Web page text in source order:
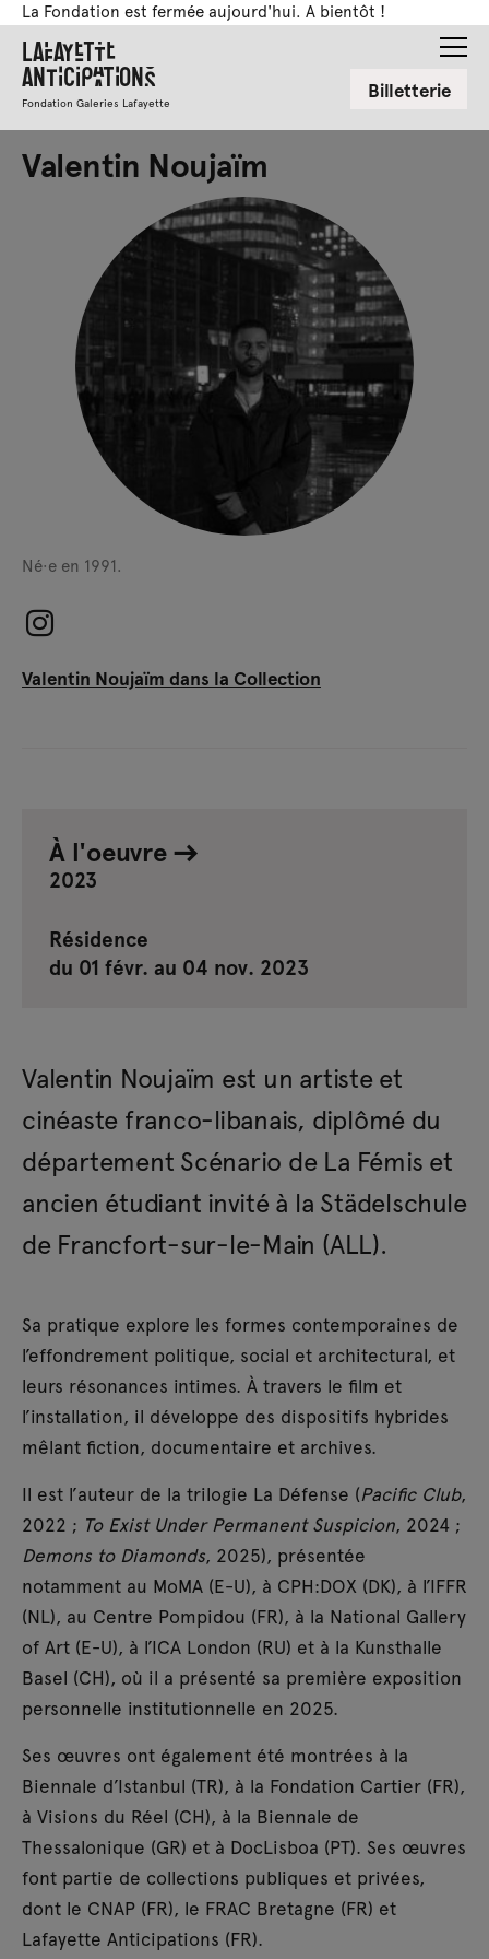
La Fondation est fermée aujourd'hui. A bientôt !
Lafayette
Anticipations
Fondation Galeries Lafayette Billetterie
Valentin Noujaïm
Né·e en 1991.
Valentin Noujaïm dans la Collection
À l'oeuvre
2023
Résidence
du 01 févr. au 04 nov. 2023
Valentin Noujaïm est un artiste et
cinéaste franco-libanais, diplômé du
département Scénario de La Fémis et
ancien étudiant invité à la Städelschule
de Francfort-sur-le-Main (ALL).
Sa pratique explore les formes contemporaines de
l’effondrement politique, social et architectural, et
leurs résonances intimes. À travers le film et
l’installation, il développe des dispositifs hybrides
mêlant fiction, documentaire et archives.
Il est l’auteur de la trilogie La Défense (Pacific Club,
2022 ; To Exist Under Permanent Suspicion, 2024 ;
Demons to Diamonds, 2025), présentée
notamment au MoMA (E-U), à CPH:DOX (DK), à l’IFFR
(NL), au Centre Pompidou (FR), à la National Gallery
of Art (E-U), à l’ICA London (RU) et à la Kunsthalle
Basel (CH), où il a présenté sa première exposition
personnelle institutionnelle en 2025.
Ses œuvres ont également été montrées à la
Biennale d’Istanbul (TR), à la Fondation Cartier (FR),
à Visions du Réel (CH), à la Biennale de
Thessalonique (GR) et à DocLisboa (PT). Ses œuvres
font partie de collections publiques et privées,
dont le CNAP (FR), le FRAC Bretagne (FR) et
Lafayette Anticipations (FR).